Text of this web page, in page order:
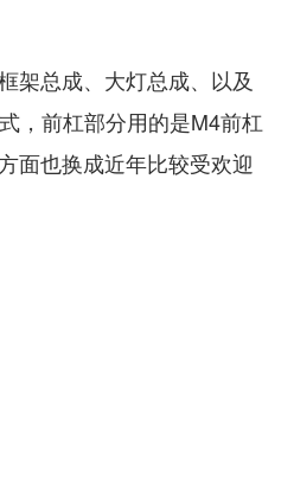
架总成、大灯总成、以及
，前杠部分用的是M4前杠
面也换成近年比较受欢迎